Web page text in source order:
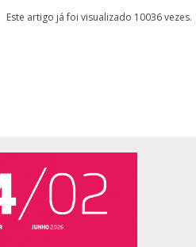
Este artigo já foi visualizado 10036 vezes.